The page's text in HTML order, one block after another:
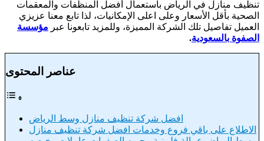
تنظيف منازل في الرياض باستعمال أفضل المنظفات والمعقمات
الصحية بأقل الأسعار وعلى اعلى الإمكانيات، لذا تابع معنا عزيزي
العميل تفاصيل تلك الشركة المميزة، وللمزيد تابعونا عبر مؤسسة
الصفوة بالسعودية.
عناصر المحتوى
افضل شركة تنظيف منازل وسط الرياض
الاطلاع على باقي فروع وخدمات افضل شركة تنظيف منازل